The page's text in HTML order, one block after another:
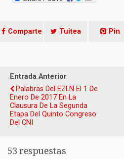
Comparte Tuitea Pin
Entrada Anterior
Palabras Del EZLN El 1 De
Enero De 2017 En La
Clausura De La Segunda
Etapa Del Quinto Congreso
Del CNI
53 respuestas